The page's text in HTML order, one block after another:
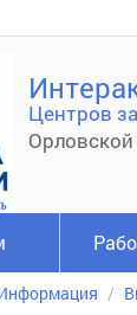
Центров
Орловской